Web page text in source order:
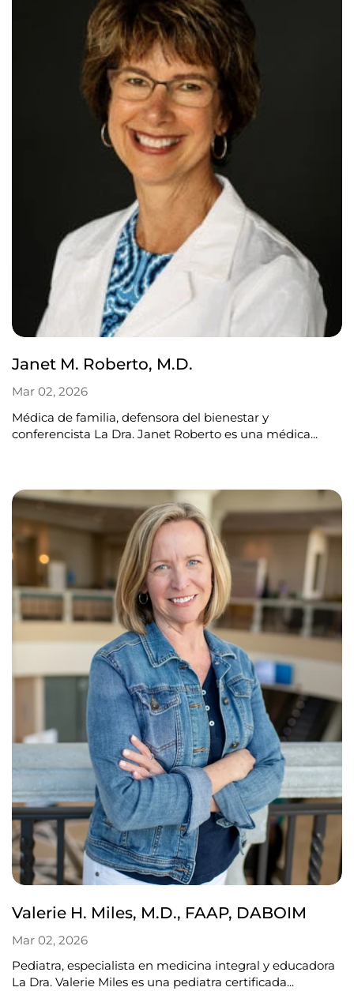
Janet M. Roberto, M.D.
Mar 02, 2026
Médica de familia, defensora del bienestar y
conferencista La Dra. Janet Roberto es una médica...
Valerie H. Miles, M.D., FAAP, DABOIM
Mar 02, 2026
Pediatra, especialista en medicina integral y educadora
La Dra. Valerie Miles es una pediatra certificada...